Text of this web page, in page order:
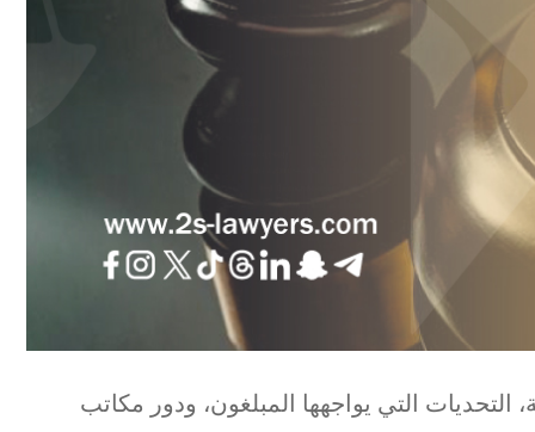
التي يواجهها المبلغون، ودور مكاتب